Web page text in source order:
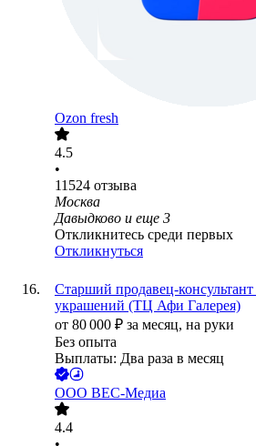
Ozon fresh
4.5
•
11524 отзыва
Москва
Давыдково и еще 3
Откликнитесь среди первых
Откликнуться
Старший продавец-
украшений (ТЦ Афи Галерея)
от 80 000 ₽ за месяц, на руки
Без опыта
Выплаты: Два раза в месяц
ООО ВЕС-Медиа
4.4